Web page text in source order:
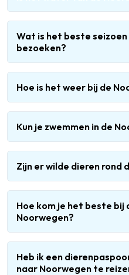
Wat is het beste
bezoeken?
Hoe is het weer bij de
Kun je zwemmen in de
Zijn er wilde dieren rond
Hoe kom je het beste bij
Noorwegen?
Heb ik een
naar Noorwegen te